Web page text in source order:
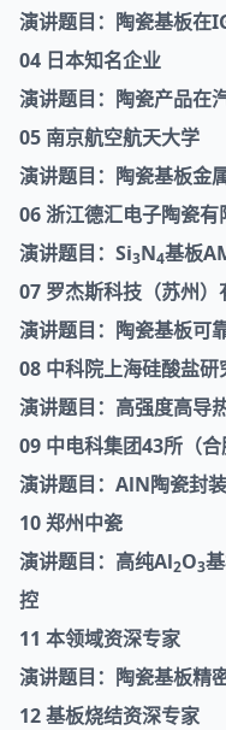
演讲题目：陶瓷基板在
04 日本知名企业
演讲题目：陶瓷产品在
05 南京航空航天大学
演讲题目：陶瓷基板金
06 浙江德汇电子陶瓷有
演讲题目：Si3N4基板
07 罗杰斯科技（苏州）
演讲题目：陶瓷基板可
08 中科院上海硅酸盐研
演讲题目：高强度高导
09 中电科集团43所（合
演讲题目：AlN陶瓷封
10 郑州中瓷
演讲题目：高纯Al2O3
控
11 本领域资深专家
演讲题目：陶瓷基板精
12 基板烧结资深专家